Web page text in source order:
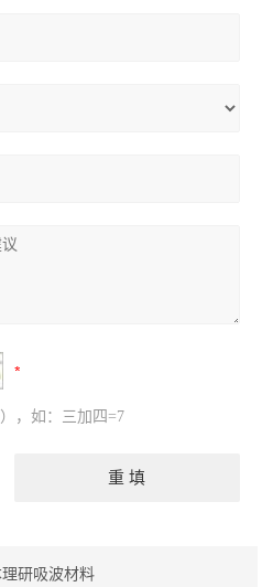
，如：三加四=7
研吸波材料